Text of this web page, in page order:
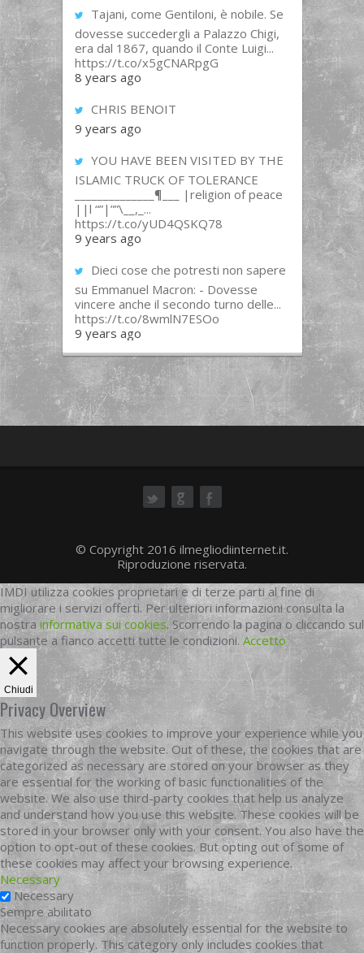
Tajani, come Gentiloni, è nobile. Se
dovesse succedergli a Palazzo Chigi,
era dal 1867, quando il Conte Luigi...
https://t.co/x5gCNARpgG
8 years ago
CHRIS BENOIT
9 years ago
YOU HAVE BEEN VISITED BY THE
ISLAMIC TRUCK OF TOLERANCE
______________¶___ |religion of peace
||l “”|””\__,_...
https://t.co/yUD4QSKQ78
9 years ago
Dieci cose che potresti non sapere
su Emmanuel Macron: - Dovesse
vincere anche il secondo turno delle...
https://t.co/8wmlN7ESOo
9 years ago
© Copyright 2016 ilmegliodiinternet.it.
Riproduzione riservata.
IMDI utilizza cookies proprietari e di terze parti al fine di
migliorare i servizi offerti. Per ulteriori informazioni consulta la
nostrainformativa sui cookies. Scorrendo la pagina o cliccando sul
pulsante a fianco accetti tutte le condizioni. Accetto
Chiudi
Privacy Overview
This website uses cookies to improve your experience while you
navigate through the website. Out of these, the cookies that are
categorized as necessary are stored on your browser as they
are essential for the working of basic functionalities of the
website. We also use third-party cookies that help us analyze
and understand how you use this website. These cookies will be
stored in your browser only with your consent. You also have the
option to opt-out of these cookies. But opting out of some of
these cookies may affect your browsing experience.
Necessary
Necessary
Sempre abilitato
Necessary cookies are absolutely essential for the website to
function properly. This category only includes cookies that